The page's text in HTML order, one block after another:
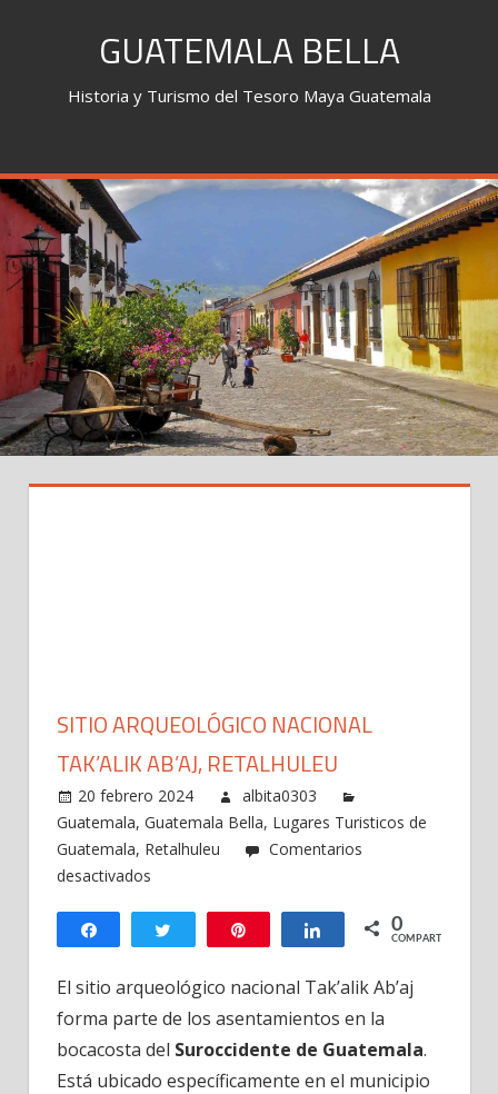
GUATEMALA BELLA
Historia y Turismo del Tesoro Maya Guatemala
SITIO ARQUEOLÓGICO NACIONAL
TAK’ALIK AB’AJ, RETALHULEU
20 febrero 2024
albita0303
Guatemala, Guatemala Bella, Lugares Turisticos de
Guatemala, Retalhuleu
Comentarios
desactivados
arqueológico
nacional
Tak’alik
Ab’aj,
Compartir Twittear Compartir
0
COMPARTIR
El sitio arqueológico nacional Tak’alik Ab’aj
forma parte de los asentamientos en la
bocacosta del Suroccidente de Guatemala.
Está ubicado específicamente en el municipio